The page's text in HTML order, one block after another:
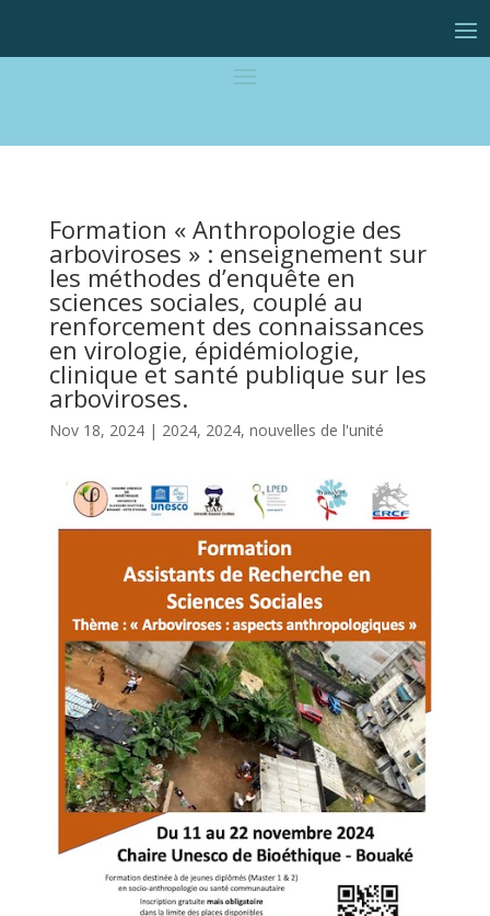
Formation « Anthropologie des
arboviroses » : enseignement sur
les méthodes d’enquête en
sciences sociales, couplé au
renforcement des connaissances
en virologie, épidémiologie,
clinique et santé publique sur les
arboviroses.
Nov 18, 2024| 2024, 2024, nouvelles de l'unité